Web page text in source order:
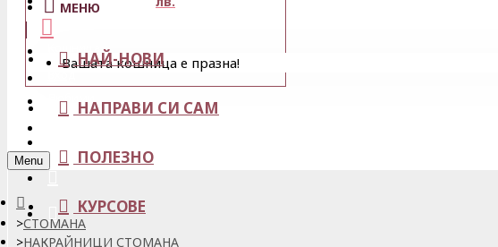
Любими
Вашата кошница е празна!
МЕНЮ
НАЙ-НОВИ
НАПРАВИ СИ САМ
ПОЛЕЗНО
КУРСОВЕ
Menu
СТОМАНА
НАКРАЙНИЦИ СТОМАНА